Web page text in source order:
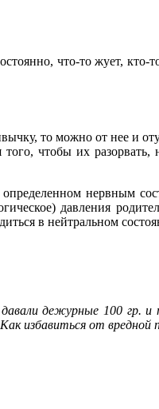
что-то жует, кто-
то можно от нее и
чтобы их разорвать,
нервным
давления
в нейтральном
дежурные 100 гр. и
избавиться от вредной